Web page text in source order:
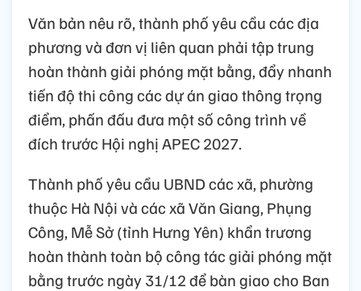
Văn bản nêu rõ, thành phố yêu cầu các địa
phương và đơn vị liên quan phải tập trung
hoàn thành giải phóng mặt bằng, đẩy nhanh
tiến độ thi công các dự án giao thông trọng
điểm, phấn đấu đưa một số công trình về
đích trước Hội nghị APEC 2027.
Thành phố yêu cầu UBND các xã, phường
thuộc Hà Nội và các xã Văn Giang, Phụng
Công, Mễ Sở (tỉnh Hưng Yên) khẩn trương
hoàn thành toàn bộ công tác giải phóng mặt
bằng trước ngày 31/12 để bàn giao cho Ban